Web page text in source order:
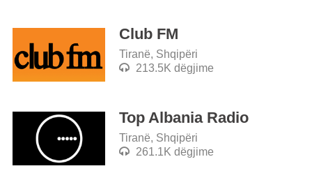
Club FM
Tiranë, Shqipëri
213.5K dëgjime
Top Albania Radio
Tiranë, Shqipëri
261.1K dëgjime